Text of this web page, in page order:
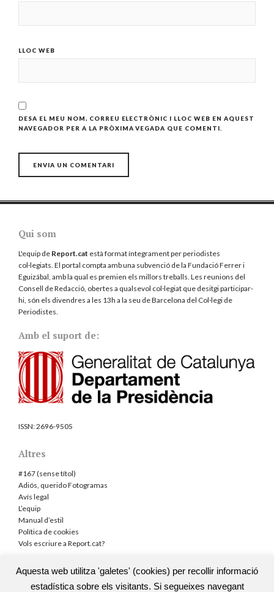
LLOC WEB
DESA EL MEU NOM, CORREU ELECTRÒNIC I LLOC WEB EN AQUEST
NAVEGADOR PER A LA PRÒXIMA VEGADA QUE COMENTI.
Qui som
L'equip de Report.cat està format íntegrament per periodistes
col·legiats. El portal compta amb una subvenció de la Fundació Ferrer i
Eguizábal, amb la qual es premien els millors treballs. Les reunions del
Consell de Redacció, obertes a qualsevol col·legiat que desitgi participar-
hi, són els divendres a les 13h a la seu de Barcelona del Col·legi de
Periodistes.
Amb el suport de:
ISSN:2696-9505
Altres
#167 (sense títol)
Adiós, querido Fotogramas
Avís legal
L’equip
Manual d’estil
Política de cookies
Vols escriure a Report.cat?
TOTS ELS DRETS RESERVATS |TEMA DE LA WEB: THE BREAKING
Aquesta web utilitza 'galetes' (cookies) per recollir informació
estadística sobre els visitants. Si segueixes navegant